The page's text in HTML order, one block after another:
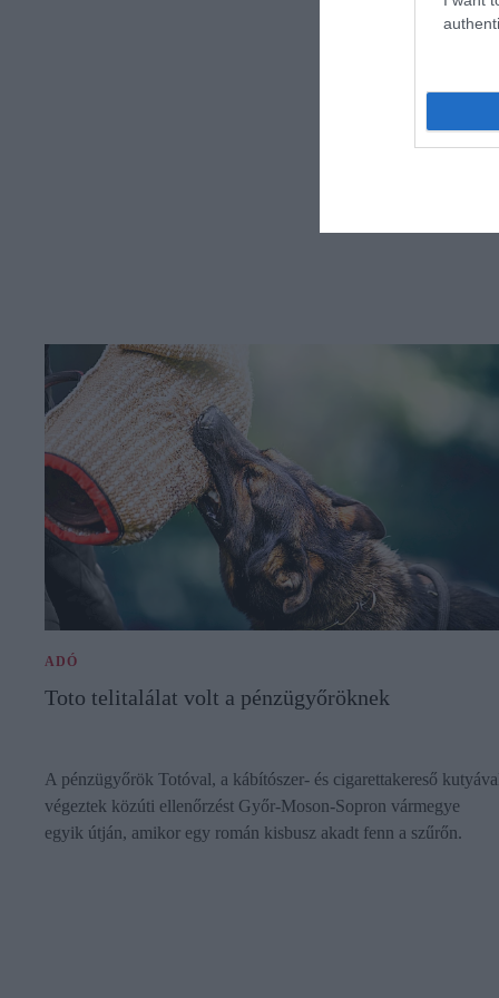
ADÓ
Toto telitalálat volt a pénzügyőröknek
A pénzügyőrök Totóval, a kábítószer- és cigarettakereső
végeztek közúti ellenőrzést Győr-Moson-Sopron vármegye
egyik útján, amikor egy román kisbusz akadt fenn a szűrőn.